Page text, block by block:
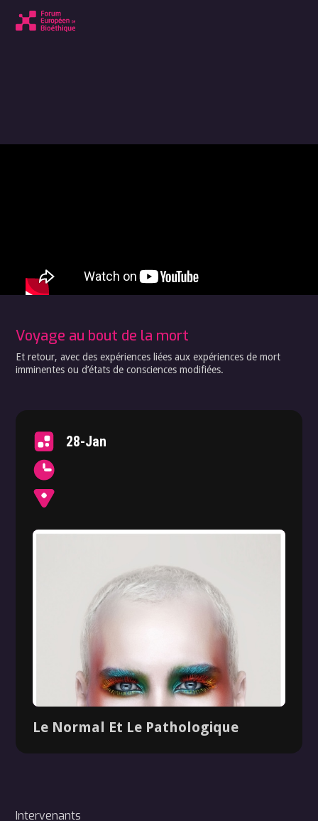
Voyage au bout de la mort
Et retour, avec des expériences liées aux expériences de mort
imminentes ou d’états de consciences modifiées.
28-Jan
Le Normal Et Le Pathologique
Intervenants